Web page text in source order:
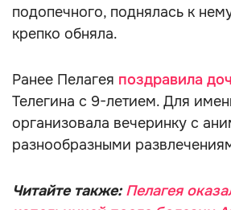
подопечного, поднялась к
крепко обняла.
Ранее Пелагея поздравила
Телегина с 9-летием. Для
организовала вечеринку с
разнообразными
Читайте также: Пелагея